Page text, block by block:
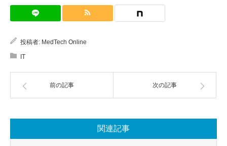
投稿者: MedTech Online
IT
前の記事 次の記事
関連記事